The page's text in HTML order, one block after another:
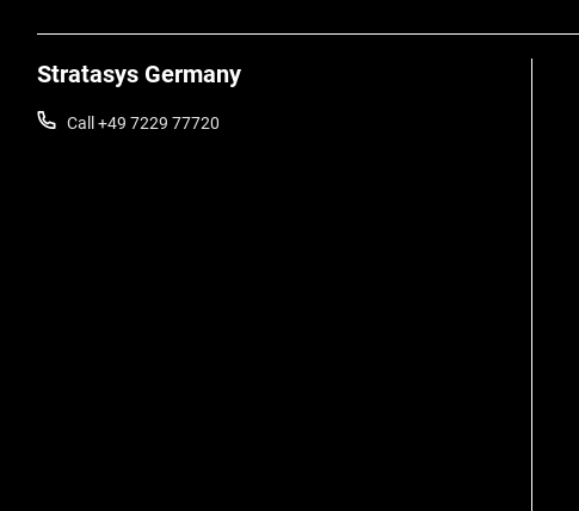
Stratasys Germany
Call +49 7229 77720